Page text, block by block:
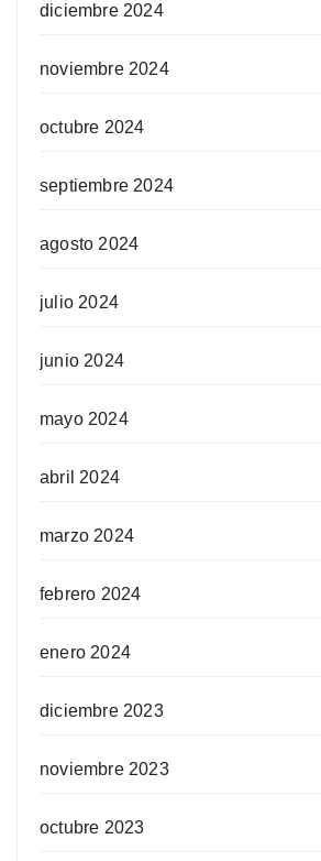
diciembre 2024
noviembre 2024
octubre 2024
septiembre 2024
agosto 2024
julio 2024
junio 2024
mayo 2024
abril 2024
marzo 2024
febrero 2024
enero 2024
diciembre 2023
noviembre 2023
octubre 2023